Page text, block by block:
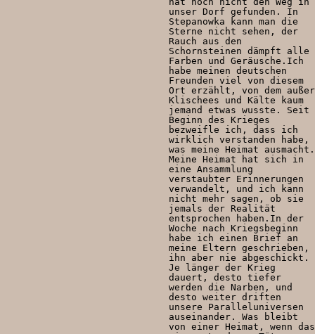
Fakten für Politik und
Projekte und Publikationen
unser Dorf gefunden. In
Stepanowka kann man die
Sterne nicht sehen, der
Rauch aus den
Schornsteinen dämpft alle
Farben und Geräusche.Ich
habe meinen deutschen
Freunden viel von diesem
Ort erzählt, von dem außer
Klischees und Kälte kaum
jemand etwas wusste. Seit
Beginn des Krieges
bezweifle ich, dass ich
wirklich verstanden habe,
was meine Heimat ausmacht.
Meine Heimat hat sich in
eine Ansammlung
verstaubter Erinnerungen
verwandelt, und ich kann
nicht mehr sagen, ob sie
jemals der Realität
entsprochen haben.In der
Woche nach Kriegsbeginn
habe ich einen Brief an
meine Eltern geschrieben,
ihn aber nie abgeschickt.
Je länger der Krieg
dauert, desto tiefer
werden die Narben, und
desto weiter driften
unsere Paralleluniversen
auseinander. Was bleibt
von einer Heimat, wenn das